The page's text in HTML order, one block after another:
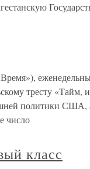
тресту
политики США,
число
класс